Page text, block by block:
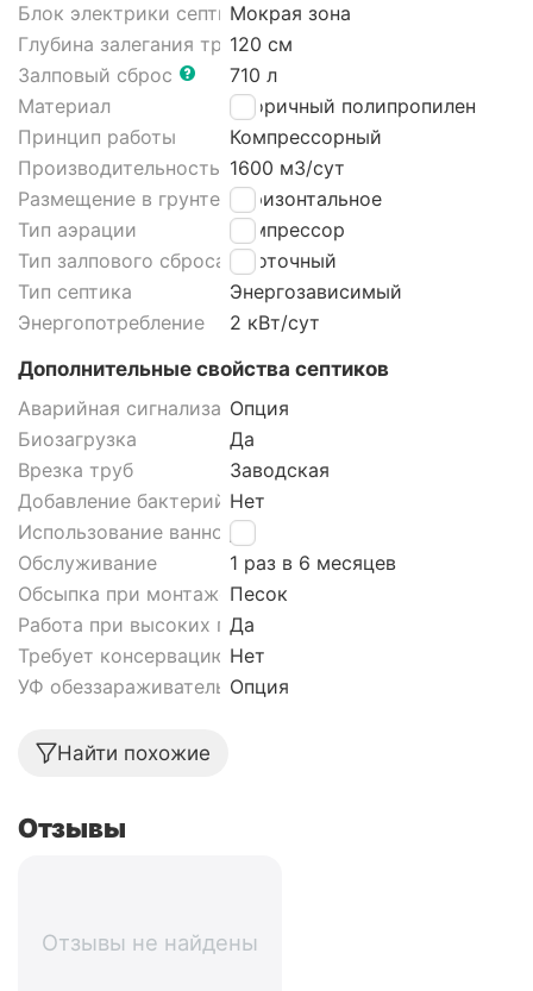
Блок электрики септикаМокрая зона
Глубина залегания трубы120 см
Залповый сброс
710 л
Материал
Вторичный полипропилен
Принцип работы
Компрессорный
Производительность 1600 м3/cут
Размещение в грунте септикаГоризонтальное
Тип аэрации
Компрессор
Тип залпового сброса септика
Проточный
Тип септика
Энергозависимый
Энергопотребление
2 кВт/сут
Дополнительные свойства септиков
Аварийная сигнализация септика
Опция
Биозагрузка
Да
Врезка труб
Заводская
Добавление бактерий Нет
Использование ваннойДа
Обслуживание
1 раз в 6 месяцев
Обсыпка при монтаже септика
Песок
Работа при высоких грунтовых водах септика
Да
Требует консервацию Нет
УФ обеззараживатель Опция
Найти похожие
Отзывы
Отзывы не найдены